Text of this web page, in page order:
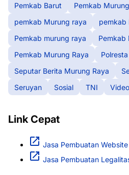
Pemkab Barut
Pemkab Murung
pemkab Murung raya
pemkab
Pemkab murung raya
Pemkab
Pemkab Murung Raya
Seputar Berita Murung Raya
Seruyan
Sosial TNI Video
Link Cepat
Jasa Pembuatan Website
Jasa Pembuatan